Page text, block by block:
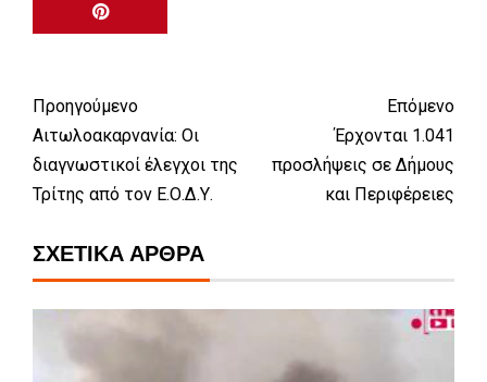
Προηγούμενο
Αιτωλοακαρνανία: Οι
διαγνωστικοί έλεγχοι της
Τρίτης από τον Ε.Ο.Δ.Υ.
Επόμενο
Έρχονται 1.041
προσλήψεις σε Δήμους
και Περιφέρειες
ΣΧΕΤΙΚΆ ΆΡΘΡΑ